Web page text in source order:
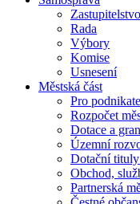
Zastupitelstvo
Rada
Výbory
Komise
Usnesení
Městská část
Pro
Rozpočet
Dotace a
Územní
Dotační
Obchod,
Partnerská